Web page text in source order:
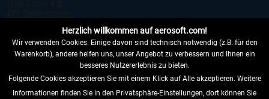
VERTRAG WIDERRUFEN
Herzlich willkommen auf aerosoft.com!
Wir verwenden Cookies. Einige davon sind technisch notwendig (z.B. für den
Warenkorb), andere helfen uns, unser Angebot zu verbessern und Ihnen ein
besseres Nutzererlebnis zu bieten.
Folgende Cookies akzeptieren Sie mit einem Klick auf Alle akzeptieren. Weitere
Informationen finden Sie in den Privatsphäre-Einstellungen, dort können Sie